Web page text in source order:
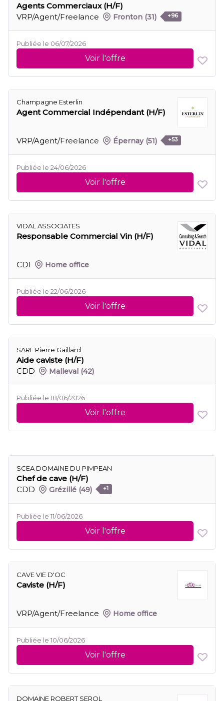
Agents Commerciaux (H/F)
VRP/Agent/Freelance
Fronton (31) +96
Publiée le 06/07/2026
Voir l'offre
Champagne Esterlin
Agent Commercial Indépendant (H/F)
VRP/Agent/Freelance Épernay (51) +53
Publiée le 24/06/2026
Voir l'offre
VIDAL ASSOCIATES
Responsable Commercial Vin (H/F)
CDI Home office
Publiée le 22/06/2026
Voir l'offre
SARL Pierre Gaillard
Aide caviste (H/F)
CDD
Malleval (42)
Publiée le 18/06/2026
Voir l'offre
SCEA DOMAINE DU PIMPEAN
Chef de cave (H/F)
CDD
Grézillé (49) +1
Publiée le 11/06/2026
Voir l'offre
CAVE VIE D'OC
Caviste (H/F)
VRP/Agent/Freelance Home office
Publiée le 10/06/2026
Voir l'offre
DOMAINE ROBERT SEROL